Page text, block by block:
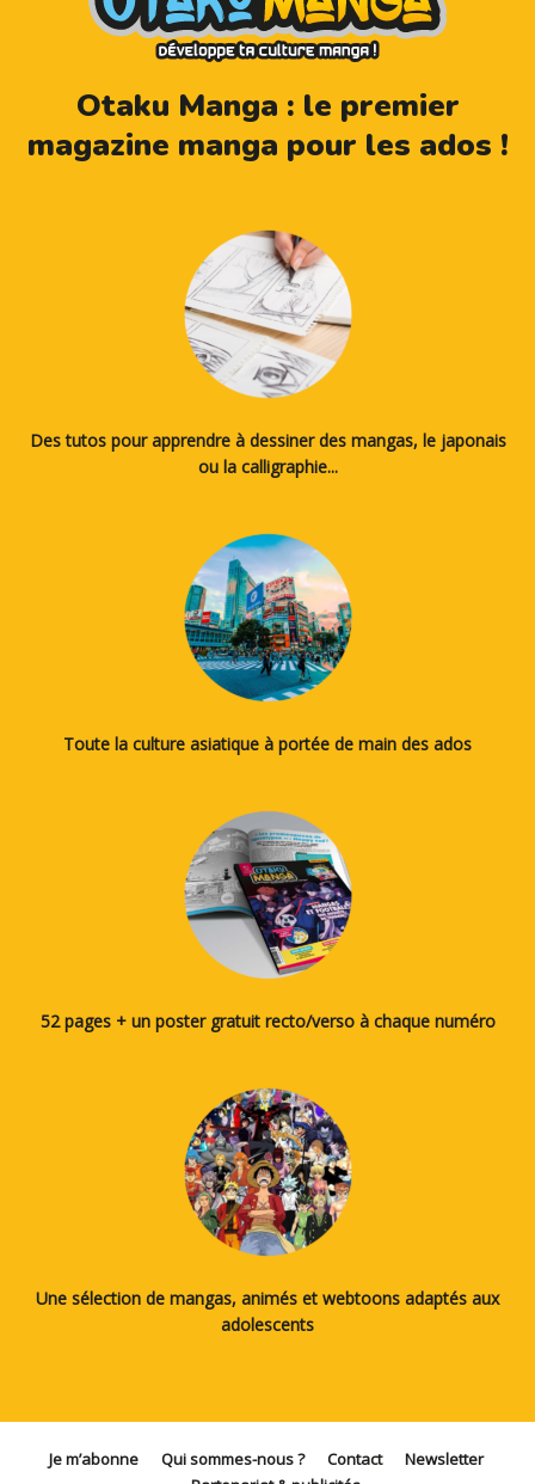
Otaku Manga : le premier
magazine manga pour les ados !
Des tutos pour apprendre à dessiner des mangas, le japonais
ou la calligraphie...
Toute la culture asiatique à portée de main des ados
52 pages + un poster gratuit recto/verso à chaque numéro
Une sélection de mangas, animés et webtoons adaptés aux
adolescents
Je m’abonne Qui sommes-nous ? Contact
Newsletter